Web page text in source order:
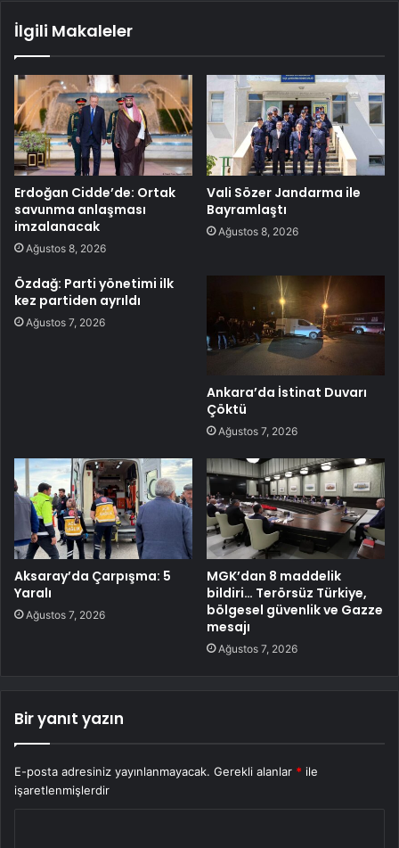
İlgili Makaleler
Erdoğan Cidde’de: Ortak
savunma anlaşması
imzalanacak
Ağustos 8, 2026
Vali Sözer Jandarma ile
Bayramlaştı
Ağustos 8, 2026
Özdağ: Parti yönetimi ilk
kez partiden ayrıldı
Ağustos 7, 2026
Ankara’da İstinat Duvarı
Çöktü
Ağustos 7, 2026
Aksaray’da Çarpışma: 5
Yaralı
Ağustos 7, 2026
MGK’dan 8 maddelik
bildiri… Terörsüz Türkiye,
bölgesel güvenlik ve Gazze
mesajı
Ağustos 7, 2026
Bir yanıt yazın
E-posta adresiniz yayınlanmayacak. Gerekli alanlar * ile
işaretlenmişlerdir